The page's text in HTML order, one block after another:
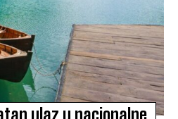
ulaz u nacionalne